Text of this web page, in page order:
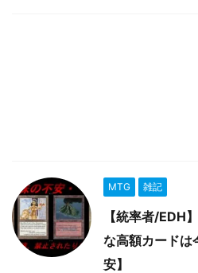
MTG 雑記
【統率者/EDH
な高額カードは
安】